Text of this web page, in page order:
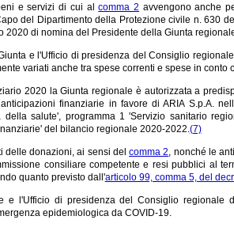
e servizi di cui alcomma 2 avvengono anche
del Dipartimento della Protezione civile n. 630
2020 di nomina del Presidente della Giunta
e l'Ufficio di presidenza del Consiglio
variati anche tra spese correnti e spese in conto
2020 la Giunta regionale è autorizzata a
finanziarie in favore di ARIA S.p.A.
della salute', programma 1 'Servizio sanitario
del bilancio regionale 2020-2022.(7)
delle donazioni, ai sensi delcomma 2, nonché le
consiliare competente e resi pubblici al
quanto previsto dall'articolo 99, comma 5, del
e l'Ufficio di presidenza del Consiglio regionale
epidemiologica da COVID-19.